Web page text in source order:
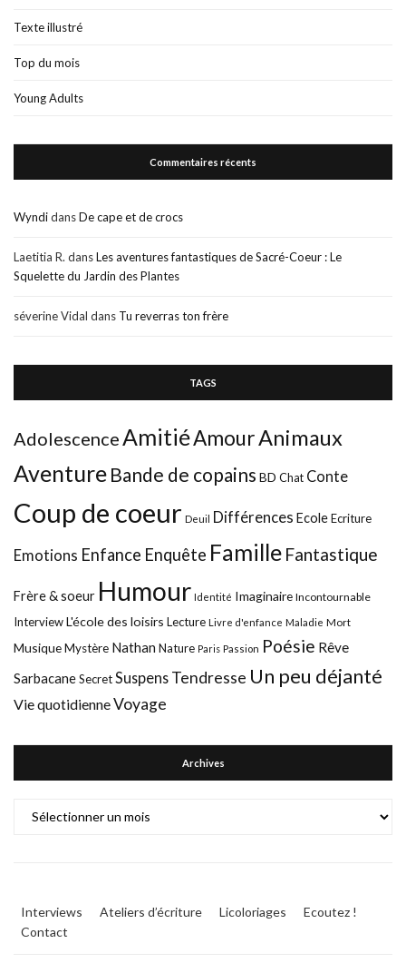
Texte illustré
Top du mois
Young Adults
Commentaires récents
WyndidansDe cape et de crocs
Laetitia R. dansLes aventures fantastiques de Sacré-Coeur : Le
Squelette du Jardin des Plantes
séverine Vidal dans Tu reverras ton frère
TAGS
Adolescence AmitiéAmourAnimaux
Aventure Bande de copains BD Chat Conte
Coup de coeur Deuil Différences EcoleEcriture
Emotions Enfance Enquête Famille Fantastique
Frère & soeur Humour Identité Imaginaire Incontournable
InterviewL'école des loisirs Lecture Livre d'enfance Maladie Mort
MusiqueMystère Nathan Nature Paris Passion Poésie Rêve
SarbacaneSecret Suspens Tendresse Un peu déjanté
Vie quotidienneVoyage
Archives
Interviews Ateliers d’écriture Licoloriages
Ecoutez !
Contact